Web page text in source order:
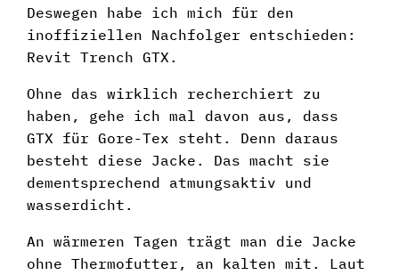
Deswegen habe ich mich für den
inoffiziellen Nachfolger entschieden:
Revit Trench GTX.
Ohne das wirklich recherchiert zu
haben, gehe ich mal davon aus, dass
GTX für Gore-Tex steht. Denn daraus
besteht diese Jacke. Das macht sie
dementsprechend atmungsaktiv und
wasserdicht.
An wärmeren Tagen trägt man die Jacke
ohne Thermofutter, an kalten mit. Laut